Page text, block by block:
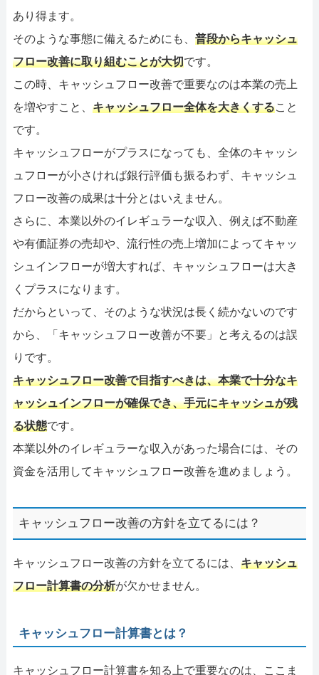
あり得ます。
そのような事態に備えるためにも、 普段からキャッシュ
フロー改善に取り組むことが大切です。
この時、キャッシュフロー改善で重要なのは本業の売上
を増やすこと、 キャッシュフロー全体を大きくすること
です。
キャッシュフローがプラスになっても、全体のキャッシ
ュフローが小さければ銀行評価も振るわず、キャッシュ
フロー改善の成果は十分とはいえません。
さらに、本業以外のイレギュラーな収入、例えば不動産
や有価証券の売却や、流行性の売上増加によってキャッ
シュインフローが増大すれば、キャッシュフローは大き
くプラスになります。
だからといって、そのような状況は長く続かないのです
から、「キャッシュフロー改善が不要」と考えるのは誤
りです。
キャッシュフロー改善で目指すべきは、本業で十分なキ
ャッシュインフローが確保でき、手元にキャッシュが残
る状態です。
本業以外のイレギュラーな収入があった場合には、その
資金を活用してキャッシュフロー改善を進めましょう。
キャッシュフロー改善の方針を立てるには？
キャッシュフロー改善の方針を立てるには、 キャッシュ
フロー計算書の分析が欠かせません。
キャッシュフロー計算書とは？
キャッシュフロー計算書を知る上で重要なのは、ここま